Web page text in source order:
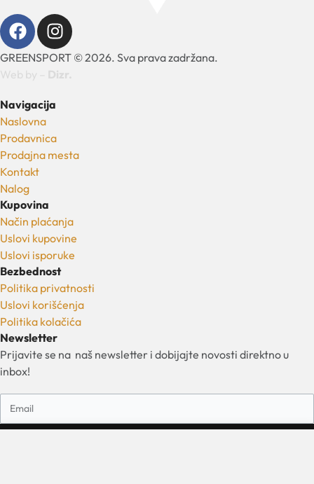
GREENSPORT © 2026. Sva prava zadržana.
Navigacija
Naslovna
Prodavnica
Prodajna mesta
Kontakt
Nalog
Kupovina
Način plaćanja
Uslovi kupovine
Uslovi isporuke
Bezbednost
Politika privatnosti
Uslovi korišćenja
Politika kolačića
Newsletter
Prijavite se na naš newsletter i dobijajte novosti direktno u
inbox!